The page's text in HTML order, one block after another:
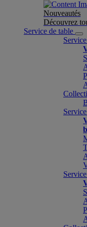
Nouveautés
Découvrez
Service de table